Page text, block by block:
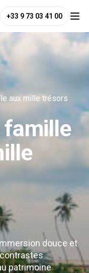
+33 9 73 03 41 00
aux mille trésors
famille
douce et
patrimoine